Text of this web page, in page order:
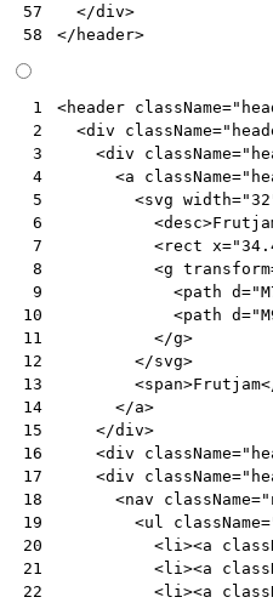
57
58
</div>
</ header>
1
2
3
4
5
6
7
8
9
10
11
12
13
14
15
16
17
18
19
20
21
22
<header className=
<div className=
<div className=
<a className=
<svg width=
<desc>
<rect x=
<g transform
<path d=
<path d=
</g>
</svg>
<span>Frutjam
</a>
</div>
<div className=
<div className=
<nav className=
<ul className=
<li ><a
<li ><a
<li ><a